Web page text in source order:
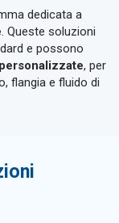
dedicata a
. Queste soluzioni
e possono
, per
flangia e fluido di